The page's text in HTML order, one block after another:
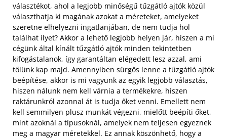
választékot, ahol a legjobb minőségű tűzgátló ajtók közül
választhatja ki magának azokat a méreteket, amelyeket
szeretne elhelyezni ingatlanjában, de nem tudja hol
találhat ilyet? Akkor a lehető legjobb helyen jár, hiszen a mi
cégünk által kínált tűzgátló ajtók minden tekintetben
kifogástalanok, így garantáltan elégedett lesz azzal, ami
tőlünk kap majd. Amennyiben sürgős lenne a tűzgátló ajtók
beépítése, akkor is mi vagyunk az egyik legjobb választás,
hiszen nálunk nem kell várnia a termékekre, hiszen
raktárunkról azonnal át is tudja őket venni. Emellett nem
kell semmilyen plusz munkát végezni, mielőtt beépíti őket,
mint azoknál a típusoknál, amelyek nem teljesen egyeznek
meg a magyar méretekkel. Ez annak köszönhető, hogy a